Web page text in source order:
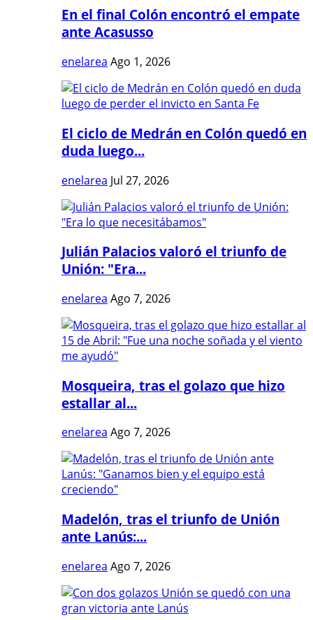
En el final Colón encontró el empate
ante Acasusso
enelarea Ago 1, 2026
El ciclo de Medrán en Colón quedó en
duda luego...
enelarea Jul 27, 2026
Julián Palacios valoró el triunfo de
Unión: "Era...
enelarea Ago 7, 2026
Mosqueira, tras el golazo que hizo
estallar al...
enelarea Ago 7, 2026
Madelón, tras el triunfo de Unión
ante Lanús:...
enelarea Ago 7, 2026